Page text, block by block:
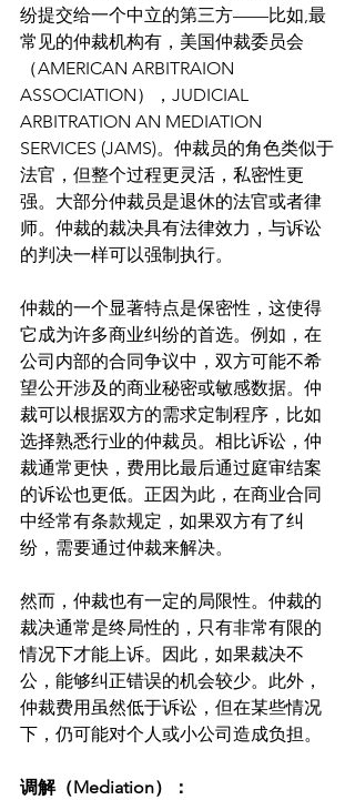
纷提交给一个中立的第三方——比如,最
常见的仲裁机构有，美国仲裁委员会
（AMERICAN ARBITRAION
ASSOCIATION），JUDICIAL
ARBITRATION AN MEDIATION
SERVICES (JAMS)。仲裁员的角色类似于
法官，但整个过程更灵活，私密性更
强。大部分仲裁员是退休的法官或者律
师。仲裁的裁决具有法律效力，与诉讼
的判决一样可以强制执行。
仲裁的一个显著特点是保密性，这使得
它成为许多商业纠纷的首选。例如，在
公司内部的合同争议中，双方可能不希
望公开涉及的商业秘密或敏感数据。仲
裁可以根据双方的需求定制程序，比如
选择熟悉行业的仲裁员。相比诉讼，仲
裁通常更快，费用比最后通过庭审结案
的诉讼也更低。正因为此，在商业合同
中经常有条款规定，如果双方有了纠
纷，需要通过仲裁来解决。
然而，仲裁也有一定的局限性。仲裁的
裁决通常是终局性的，只有非常有限的
情况下才能上诉。因此，如果裁决不
公，能够纠正错误的机会较少。此外，
仲裁费用虽然低于诉讼，但在某些情况
下，仍可能对个人或小公司造成负担。
调解（Mediation）：